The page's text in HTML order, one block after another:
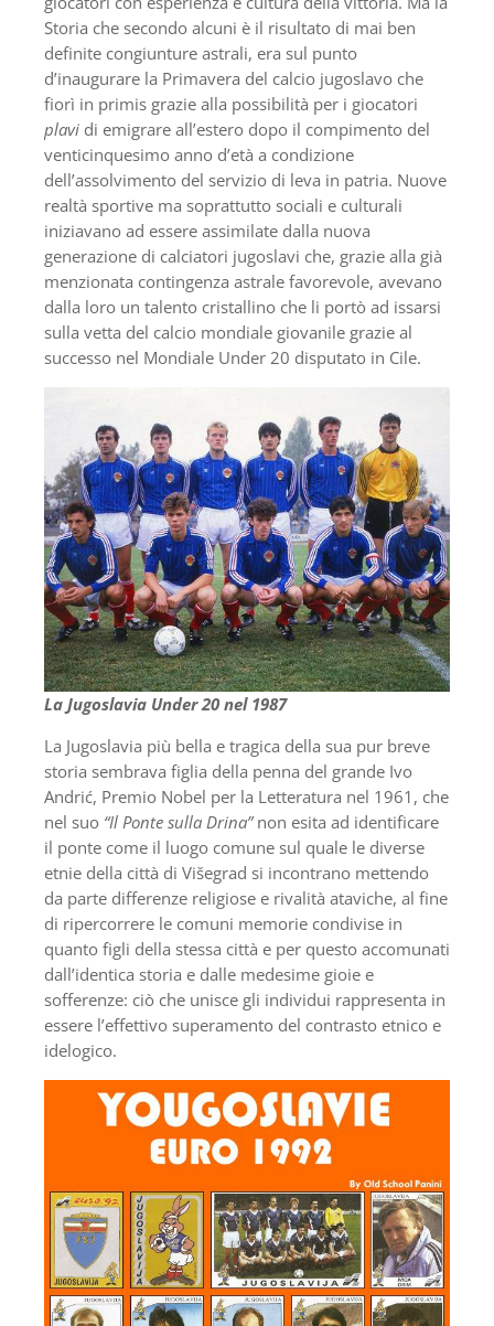
Storia che secondo alcuni è il risultato di mai ben
definite congiunture astrali, era sul punto
d’inaugurare la Primavera del calcio jugoslavo che
fiorì in primis grazie alla possibilità per i giocatori
plavi di emigrare all’estero dopo il compimento del
venticinquesimo anno d’età a condizione
dell’assolvimento del servizio di leva in patria. Nuove
realtà sportive ma soprattutto sociali e culturali
iniziavano ad essere assimilate dalla nuova
generazione di calciatori jugoslavi che, grazie alla già
menzionata contingenza astrale favorevole, avevano
dalla loro un talento cristallino che li portò ad issarsi
sulla vetta del calcio mondiale giovanile grazie al
successo nel Mondiale Under 20 disputato in Cile.
La Jugoslavia Under 20 nel 1987
La Jugoslavia più bella e tragica della sua pur breve
storia sembrava figlia della penna del grande Ivo
Andrić, Premio Nobel per la Letteratura nel 1961, che
nel suo “Il Ponte sulla Drina”non esita ad identificare
il ponte come il luogo comune sul quale le diverse
etnie della città di Višegrad si incontrano mettendo
da parte differenze religiose e rivalità ataviche, al fine
di ripercorrere le comuni memorie condivise in
quanto figli della stessa città e per questo accomunati
dall’identica storia e dalle medesime gioie e
sofferenze: ciò che unisce gli individui rappresenta in
essere l’effettivo superamento del contrasto etnico e
idelogico.